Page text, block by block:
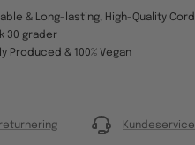
& Long-lasting, High-Quality
30 grader
Produced & 100% Vegan
Kundeservice